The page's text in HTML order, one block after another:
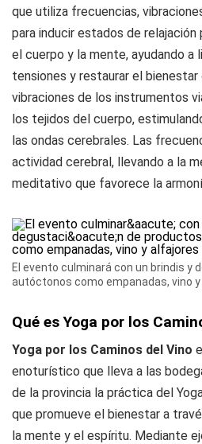
que utiliza frecuencias,
para inducir estados de relajación
el cuerpo y la mente, ayudando a
tensiones y restaurar el bienestar
vibraciones de los instrumentos
los tejidos del cuerpo,
las ondas cerebrales. Las
actividad cerebral, llevando a la
meditativo que favorece la
El evento culminará con un brindis y
autóctonos como empanadas, vino
Qué es Yoga por los
Yoga por los Caminos del Vino
enoturístico que lleva a las
de la provincia la práctica del
que promueve el bienestar a
la mente y el espíritu. Mediante